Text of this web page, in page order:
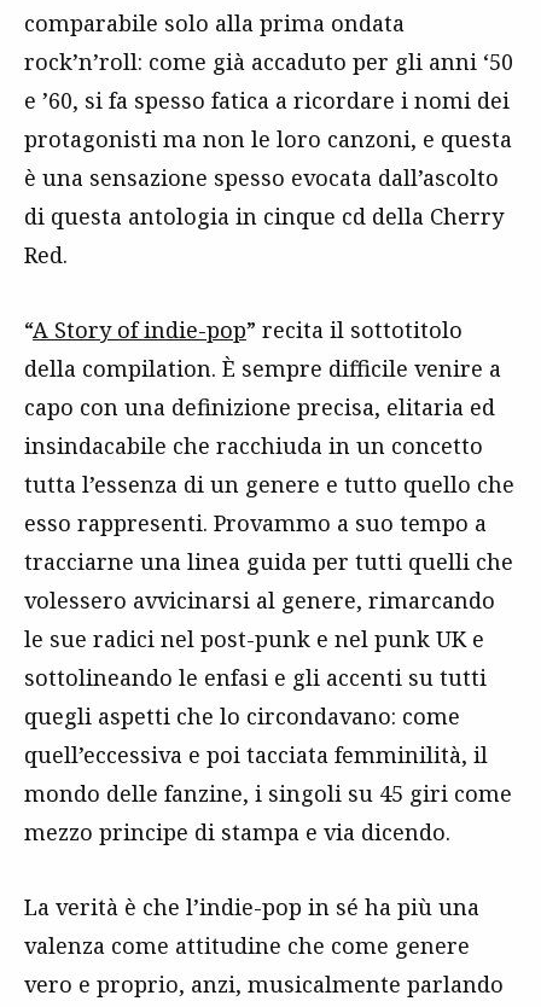
comparabile solo alla prima ondata
rock’n’roll: come già accaduto per gli anni ‘50
e ’60, si fa spesso fatica a ricordare i nomi dei
protagonisti ma non le loro canzoni, e questa
è una sensazione spesso evocata dall’ascolto
di questa antologia in cinque cd della Cherry
Red.
“A Story of indie-pop” recita il sottotitolo
della compilation. È sempre difficile venire a
capo con una definizione precisa, elitaria ed
insindacabile che racchiuda in un concetto
tutta l’essenza di un genere e tutto quello che
esso rappresenti. Provammo a suo tempo a
tracciarne una linea guida per tutti quelli che
volessero avvicinarsi al genere, rimarcando
le sue radici nel post-punk e nel punk UK e
sottolineando le enfasi e gli accenti su tutti
quegli aspetti che lo circondavano: come
quell’eccessiva e poi tacciata femminilità, il
mondo delle fanzine, i singoli su 45 giri come
mezzo principe di stampa e via dicendo.
La verità è che l’indie-pop in sé ha più una
valenza come attitudine che come genere
vero e proprio, anzi, musicalmente parlando